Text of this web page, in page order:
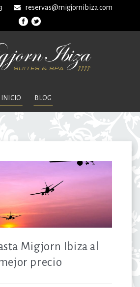
reservas@migjornibiza.com
INICIO BLOG
Migjorn Ibiza al
precio